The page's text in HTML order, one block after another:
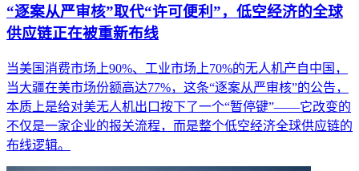
“逐案从严审核”取代“许可便利”，低空经济的全球
供应链正在被重新布线
当美国消费市场上90%、工业市场上70%的无人机产自中国，
当大疆在美市场份额高达77%，这条“逐案从严审核”的公告，
本质上是给对美无人机出口按下了一个“暂停键”——它改变的
不仅是一家企业的报关流程，而是整个低空经济全球供应链的
布线逻辑。